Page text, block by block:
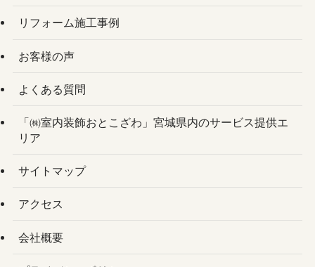
リフォーム施工事例
お客様の声
よくある質問
「㈱室内装飾おとこざわ」宮城県内のサービス提供エ
リア
サイトマップ
アクセス
会社概要